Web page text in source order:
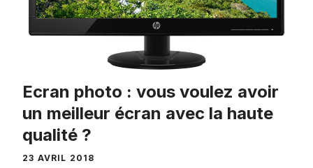
Ecran photo : vous voulez avoir
un meilleur écran avec la haute
qualité ?
23 AVRIL 2018